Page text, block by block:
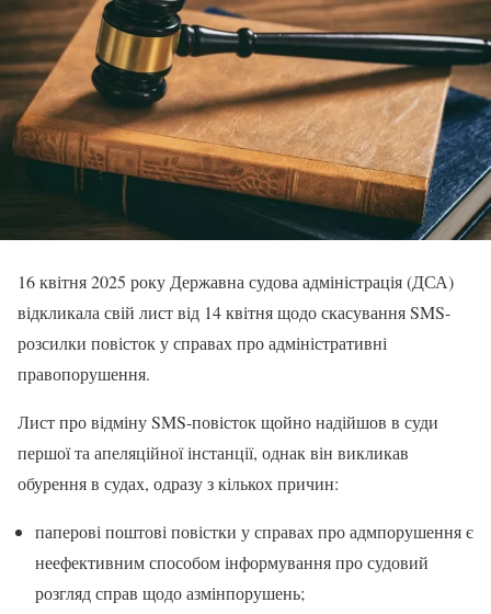
16 квітня 2025 року Державна судова адміністрація (ДСА)
відкликала свій лист від 14 квітня щодо скасування SMS-
розсилки повісток у справах про адміністративні
правопорушення.
Лист про відміну SMS-повісток щойно надійшов в суди
першої та апеляційної інстанції, однак він викликав
обурення в судах, одразу з кількох причин:
паперові поштові повістки у справах про адмпорушення є
неефективним способом інформування про судовий
розгляд справ щодо азмінпорушень;